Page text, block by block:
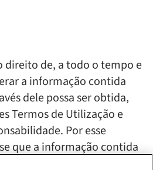
direito de, a todo o tempo e
a informação contida
dele possa ser obtida,
Termos de Utilização e
Por esse
que a informação contida